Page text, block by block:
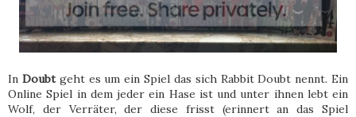
In Doubtgeht es um ein Spiel das sich Rabbit Doubt nennt. Ein
Online Spiel in dem jeder ein Hase ist und unter ihnen lebt ein
Wolf, der Verräter, der diese frisst (erinnert an das Spiel